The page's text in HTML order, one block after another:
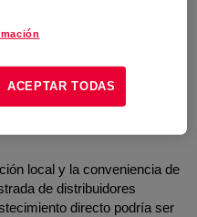
a través de
local y la conveniencia de
de distribuidores
directo podría ser
ACEPTAR TODAS